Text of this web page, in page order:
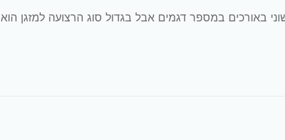
באורכים במספר דגמים אבל בגדול סוג הרצועה למזגן הוא